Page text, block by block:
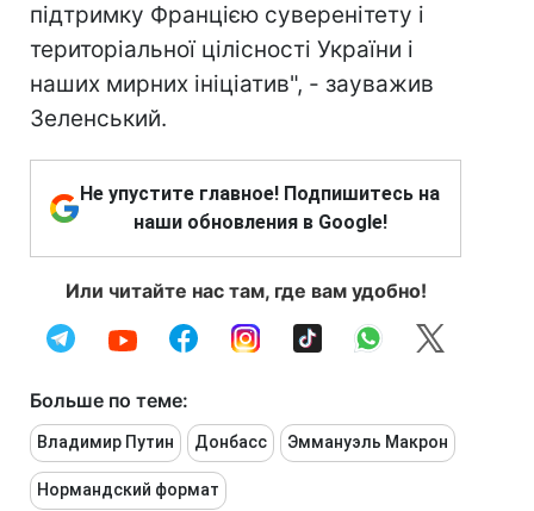
підтримку Францією суверенітету і
територіальної цілісності України і
наших мирних ініціатив", - зауважив
Зеленський.
Не упустите главное! Подпишитесь на
наши обновления в Google!
Или читайте нас там, где вам удобно!
Больше по теме:
Владимир Путин Донбасс Эммануэль Макрон
Нормандский формат